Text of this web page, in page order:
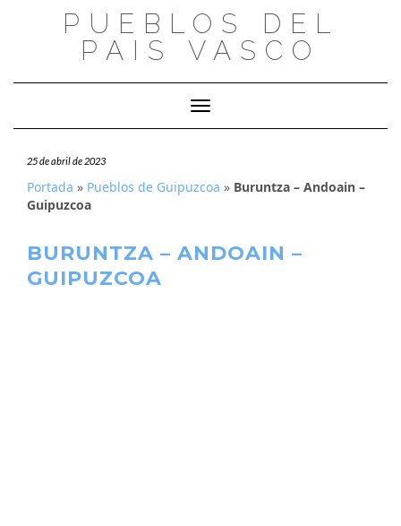
PUEBLOS DEL
PAIS VASCO
Cambiar modo de navegación
25 de abril de 2023
Portada » Pueblos de Guipuzcoa » Buruntza – Andoain –
Guipuzcoa
BURUNTZA – ANDOAIN –
GUIPUZCOA